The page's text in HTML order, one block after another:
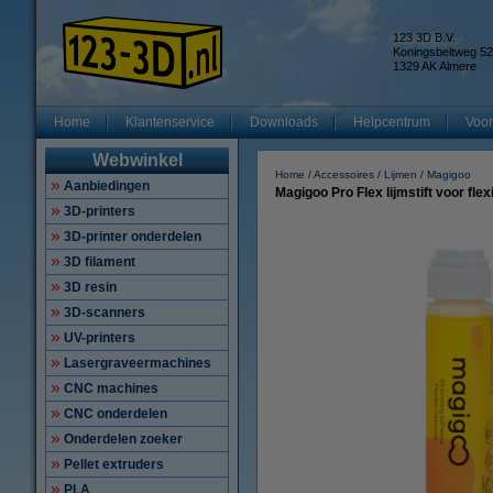
123 3D B.V.
Koningsbeltweg 52
1329 AK Almere
Home Klantenservice Downloads Helpcentrum
Webwinkel
Aanbiedingen
3D-printers
3D-printer onderdelen
3D filament
3D resin
3D-scanners
UV-printers
Lasergraveermachines
CNC machines
CNC onderdelen
Onderdelen zoeker
Pellet extruders
PLA
Home Accessoires Lijmen Magigoo
Magigoo Pro Flex lijmstift voor